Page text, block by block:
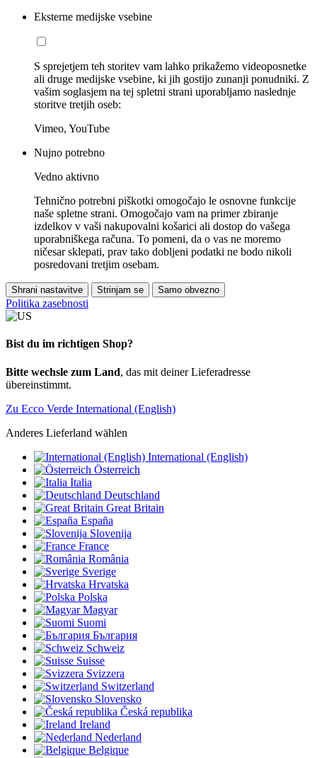
Eksterne medijske vsebine
S sprejetjem teh storitev vam lahko prikažemo videoposnetke
ali druge medijske vsebine, ki jih gostijo zunanji ponudniki. Z
vašim soglasjem na tej spletni strani uporabljamo naslednje
storitve tretjih oseb:
Vimeo, YouTube
Nujno potrebno
Vedno aktivno
Tehnično potrebni piškotki omogočajo le osnovne funkcije
naše spletne strani. Omogočajo vam na primer zbiranje
izdelkov v vaši nakupovalni košarici ali dostop do vašega
uporabniškega računa. To pomeni, da o vas ne moremo
ničesar sklepati, prav tako dobljeni podatki ne bodo nikoli
posredovani tretjim osebam.
Shrani nastavitve Strinjam se Samo obvezno
Politika zasebnosti
Bist du im richtigen Shop?
Bitte wechsle zum Land, das mit deiner Lieferadresse
übereinstimmt.
Zu Ecco Verde International (English)
Anderes Lieferland wählen
International (English)
Österreich
Italia
Deutschland
Great Britain
España
Slovenija
France
România
Sverige
Hrvatska
Polska
Magyar
Suomi
България
Schweiz
Suisse
Svizzera
Switzerland
Slovensko
Česká republika
Ireland
Nederland
Belgique